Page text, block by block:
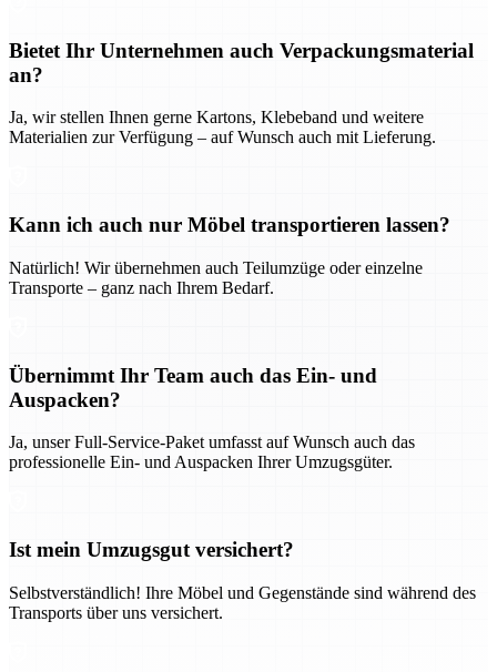
Bietet Ihr Unternehmen auch Verpackungsmaterial
an?
Ja, wir stellen Ihnen gerne Kartons, Klebeband und weitere
Materialien zur Verfügung – auf Wunsch auch mit Lieferung.
Kann ich auch nur Möbel transportieren lassen?
Natürlich! Wir übernehmen auch Teilumzüge oder einzelne
Transporte – ganz nach Ihrem Bedarf.
Übernimmt Ihr Team auch das Ein- und
Auspacken?
Ja, unser Full-Service-Paket umfasst auf Wunsch auch das
professionelle Ein- und Auspacken Ihrer Umzugsgüter.
Ist mein Umzugsgut versichert?
Selbstverständlich! Ihre Möbel und Gegenstände sind während des
Transports über uns versichert.